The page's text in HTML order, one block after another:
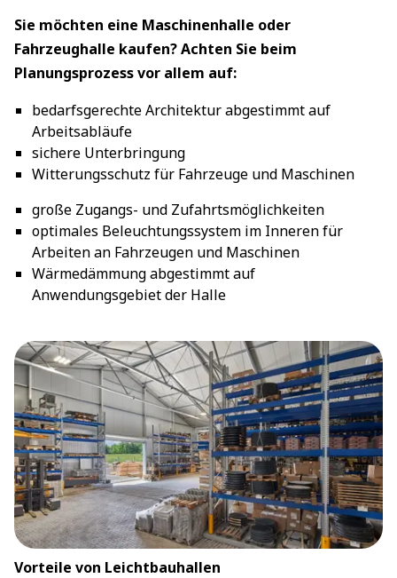
Sie möchten eine Maschinenhalle oder
Fahrzeughalle kaufen? Achten Sie beim
Planungsprozess vor allem auf:
bedarfsgerechte Architektur abgestimmt auf
Arbeitsabläufe
sichere Unterbringung
Witterungsschutz für Fahrzeuge und Maschinen
große Zugangs- und Zufahrtsmöglichkeiten
optimales Beleuchtungssystem im Inneren für
Arbeiten an Fahrzeugen und Maschinen
Wärmedämmung abgestimmt auf
Anwendungsgebiet der Halle
Vorteile von Leichtbauhallen